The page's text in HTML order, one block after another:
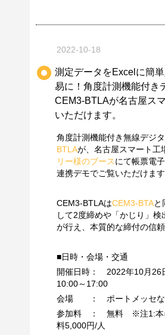
2022-10-18
測定データをExcelに簡
易に！角度計測機能付き
CEM3-BTLAが名古屋ス
いただけます。
角度計測機能付き無線デジ
BTLAが、名古屋スマート工
リー様のブースにて帳票電
連携デモでご覧いただけます
CEM3-BTLAはCEM3-BTAと
して2度締めや「かじり」
が行え、本質的な締付の信
■日時・会場・交通
開催日時： 2022年10月26
10:00～17:00
会場 ： ポートメッセな
参加料 ： 無料 ※注1:本
料5,000円/人